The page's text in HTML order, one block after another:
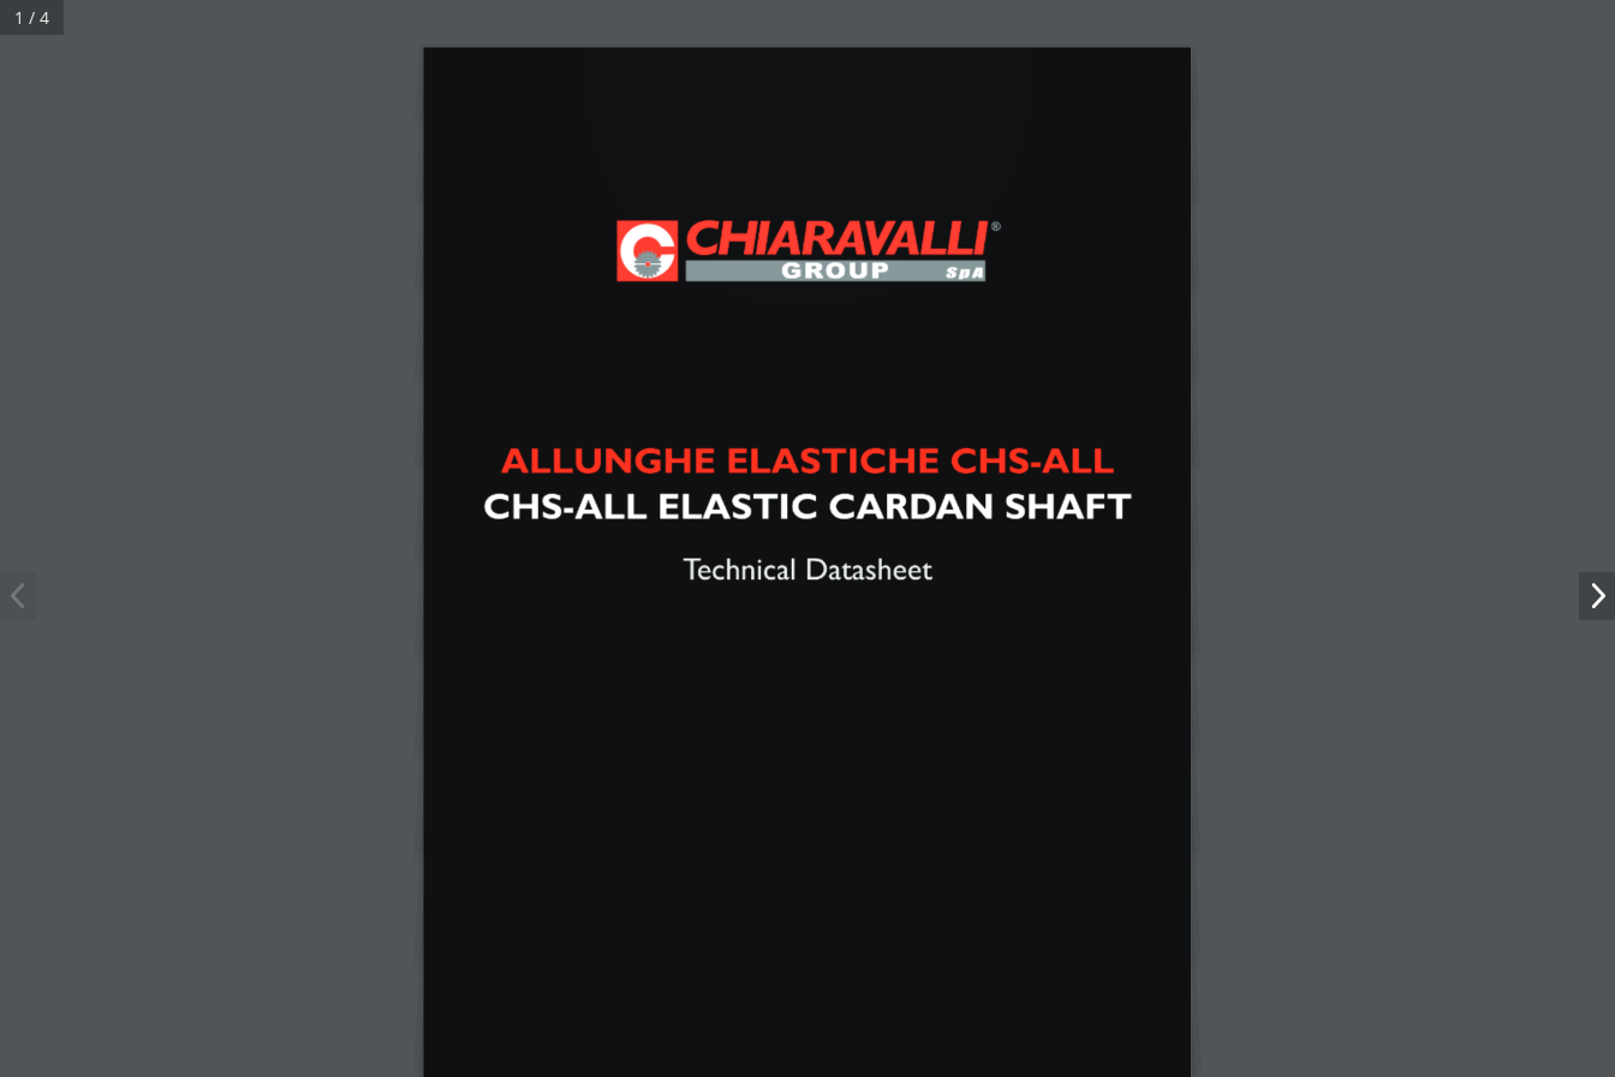
1 / 4